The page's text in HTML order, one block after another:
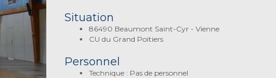
Situation
86490 Beaumont Saint-Cyr - Vienne
CU du Grand Poitiers
Personnel
Technique : Pas de personnel